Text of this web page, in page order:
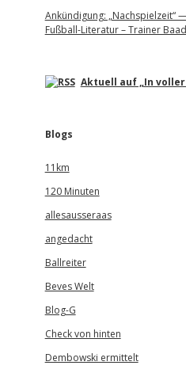
Ankündigung: „Nachspielzeit“
Fußball-Literatur – Trainer
Aktuell auf „In voller
Blogs
11km
120 Minuten
allesausseraas
angedacht
Ballreiter
Beves Welt
Blog-G
Check von hinten
Dembowski ermittelt